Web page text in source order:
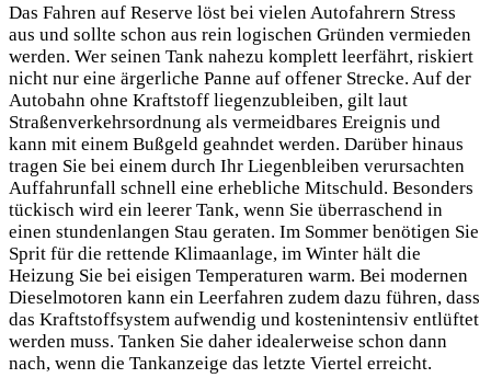
Das Fahren auf Reserve löst bei vielen Autofahrern Stress
aus und sollte schon aus rein logischen Gründen vermieden
werden. Wer seinen Tank nahezu komplett leerfährt, riskiert
nicht nur eine ärgerliche Panne auf offener Strecke. Auf der
Autobahn ohne Kraftstoff liegenzubleiben, gilt laut
Straßenverkehrsordnung als vermeidbares Ereignis und
kann mit einem Bußgeld geahndet werden. Darüber hinaus
tragen Sie bei einem durch Ihr Liegenbleiben verursachten
Auffahrunfall schnell eine erhebliche Mitschuld. Besonders
tückisch wird ein leerer Tank, wenn Sie überraschend in
einen stundenlangen Stau geraten. Im Sommer benötigen Sie
Sprit für die rettende Klimaanlage, im Winter hält die
Heizung Sie bei eisigen Temperaturen warm. Bei modernen
Dieselmotoren kann ein Leerfahren zudem dazu führen, dass
das Kraftstoffsystem aufwendig und kostenintensiv entlüftet
werden muss. Tanken Sie daher idealerweise schon dann
nach, wenn die Tankanzeige das letzte Viertel erreicht.